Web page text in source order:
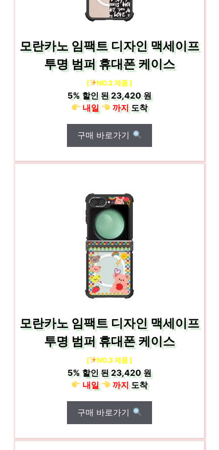
모란카노 임팩트 디자인 맥세이프
투명 범퍼 휴대폰 케이스
[ NO.2 제품 ]
5% 할인 된23,420 원
내일
까지도착
구매 바로가기
모란카노 임팩트 디자인 맥세이프
투명 범퍼 휴대폰 케이스
[ NO.3 제품 ]
5% 할인 된23,420 원
내일
까지도착
구매 바로가기